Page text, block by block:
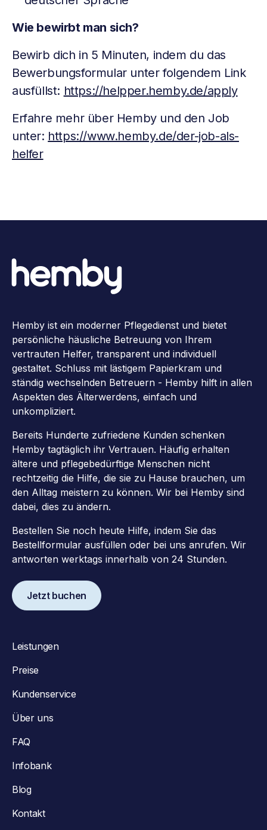
Wie bewirbt man sich?
Bewirb dich in 5 Minuten, indem du das
Bewerbungsformular unter folgendem Link
ausfüllst: https://helpper.hemby.de/apply
Erfahre mehr über Hemby und den Job
unter: https://www.hemby.de/der-job-als-
helfer
Hemby ist ein moderner Pflegedienst und bietet
persönliche häusliche Betreuung von Ihrem
vertrauten Helfer, transparent und individuell
gestaltet. Schluss mit lästigem Papierkram und
ständig wechselnden Betreuern - Hemby hilft in allen
Aspekten des Älterwerdens, einfach und
unkompliziert.
Bereits Hunderte zufriedene Kunden schenken
Hemby tagtäglich ihr Vertrauen. Häufig erhalten
ältere und pflegebedürftige Menschen nicht
rechtzeitig die Hilfe, die sie zu Hause brauchen, um
den Alltag meistern zu können. Wir bei Hemby sind
dabei, dies zu ändern.
Bestellen Sie noch heute Hilfe, indem Sie das
Bestellformular ausfüllen oder bei uns anrufen. Wir
antworten werktags innerhalb von 24 Stunden.
Jetzt buchen
Leistungen
Preise
Kundenservice
Über uns
FAQ
Infobank
Blog
Kontakt